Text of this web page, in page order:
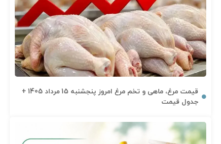
قیمت مرغ، ماهی و تخم مرغ امروز پنجشنبه 15 مرداد 1405 +
جدول قیمت